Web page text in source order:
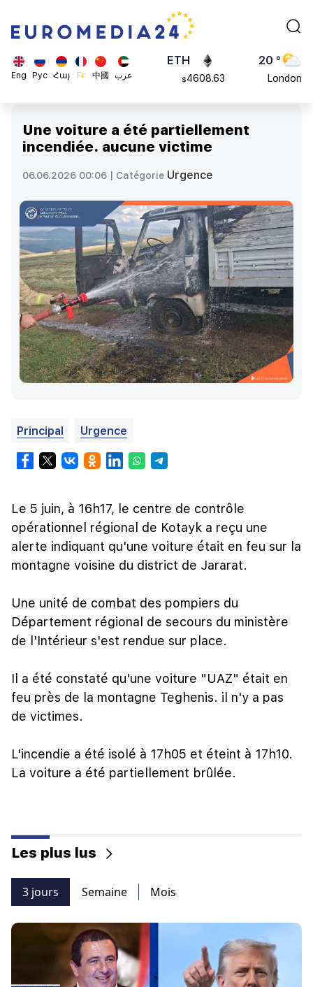
Eng Рус Հայ Fr 中國 عرب
ADA
0.868816
ETH
$4608.63
20 °
London
23 °
Madrid
Une voiture a été partiellement
incendiée. aucune victime
06.06.2026 00:06 | Catégorie Urgence
Principal Urgence
Le 5 juin, à 16h17, le centre de contrôle
opérationnel régional de Kotayk a reçu une
alerte indiquant qu'une voiture était en feu sur la
montagne voisine du district de Jararat.
Une unité de combat des pompiers du
Département régional de secours du ministère
de l'Intérieur s'est rendue sur place.
Il a été constaté qu'une voiture "UAZ" était en
feu près de la montagne Teghenis. il n'y a pas
de victimes.
L'incendie a été isolé à 17h05 et éteint à 17h10.
La voiture a été partiellement brûlée.
Les plus lus
3 jours Semaine Mois